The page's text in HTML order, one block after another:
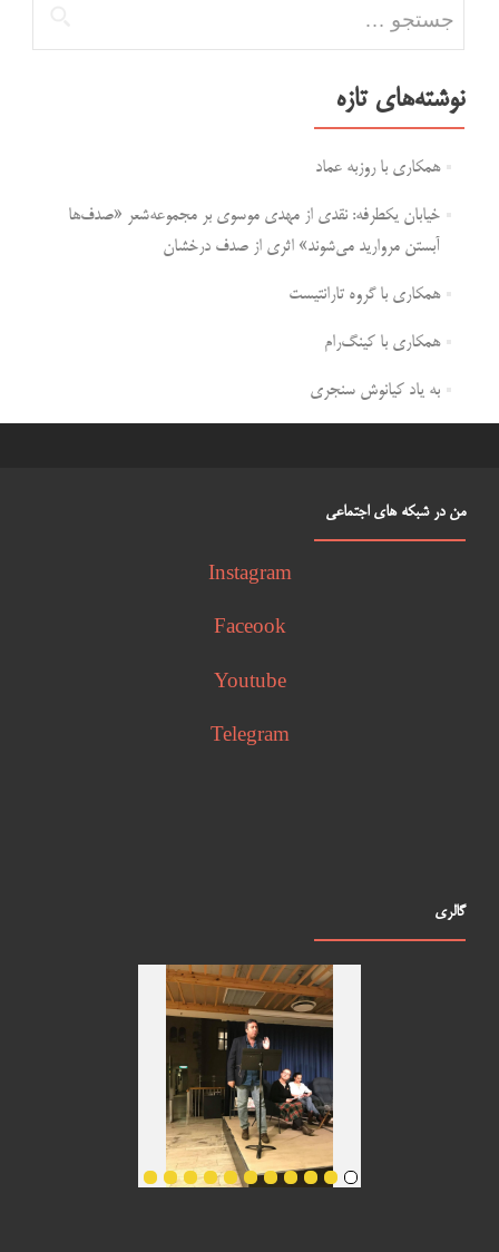
نوشته‌های تازه
همکاری با روزبه عماد
خیابان یکطرفه: نقدی از مهدی موسوی بر مجموعه‌شعر «صدف‌ها
آبستن مروارید می‌شوند» اثری از صدف درخشان
همکاری با گروه تارانتیست
همکاری با کینگ‌رام
به یاد کیانوش سنجری
من در شبکه های اجتماعی
Instagram
Faceook
Youtube
Telegram
گالری